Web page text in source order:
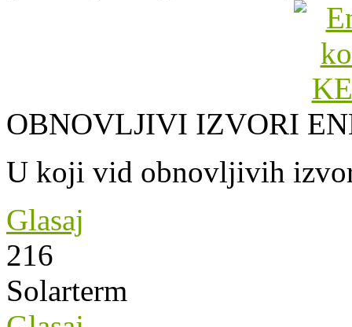
OBNOVLJIVI IZVORI
U koji vid obnovljivih
Glasaj
216
Solarterm